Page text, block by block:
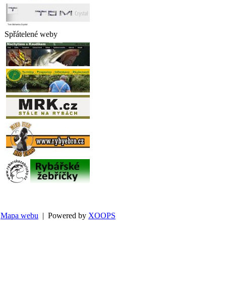
Spřátelené weby
Mapa webu | Powered by XOOPS